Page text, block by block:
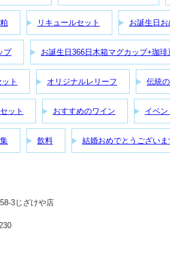
リキュールセット お誕生日
プ お誕生日366日木箱マグカップ+珈琲
ト オリジナルレリーフ 伝統
ット おすすめのワイン イベン
飲料 結婚おめでとうございま
3じざけや店